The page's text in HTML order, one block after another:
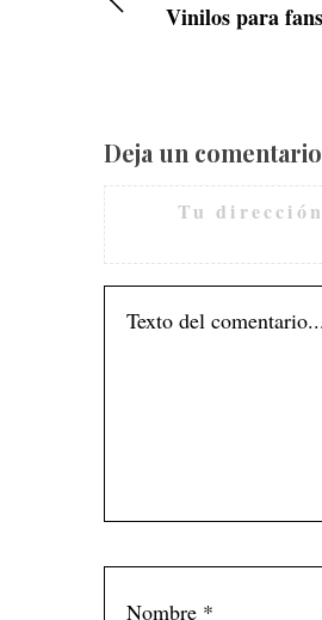
Vinilos para
Deja un comentario
Tu